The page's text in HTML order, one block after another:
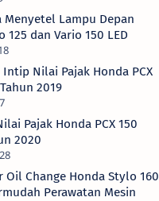
Menyetel Lampu Depan
125 dan Vario 150 LED
Intip Nilai Pajak Honda PCX
2019
Pajak Honda PCX 150
2020
Oil Change Honda Stylo 160
Perawatan Mesin